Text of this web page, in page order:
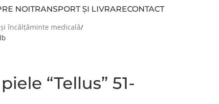
NOITRANSPORT ȘI LIVRARECONTACT
încălțăminte medicală
“Tellus” 51-